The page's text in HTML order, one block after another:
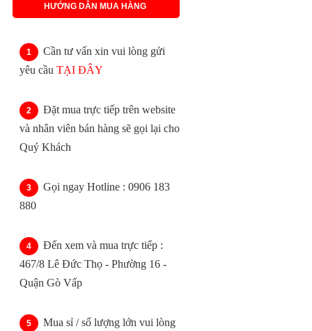
HƯỚNG DẪN MUA HÀNG
Cần tư vấn xin vui lòng gửi
yêu cầu TẠI ĐÂY
Đặt mua trực tiếp trên website
và nhân viên bán hàng sẽ gọi lại cho
Quý Khách
Gọi ngay Hotline : 0906 183
880
Đến xem và mua trực tiếp :
467/8 Lê Đức Thọ - Phường 16 -
Quận Gò Vấp
Mua sỉ / số lượng lớn vui lòng